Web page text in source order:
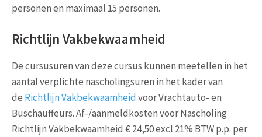
personen en maximaal 15 personen.
Richtlijn Vakbekwaamheid
De cursusuren van deze cursus kunnen meetellen in het
aantal verplichte nascholingsuren in het kader van
de Richtlijn Vakbekwaamheidvoor Vrachtauto- en
Buschauffeurs. Af-/aanmeldkosten voor Nascholing
Richtlijn Vakbekwaamheid € 24,50 excl 21% BTW p.p. per